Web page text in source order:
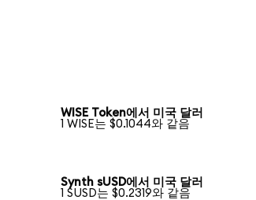
WISE Token에서 미국 달러
1 WISE는 $0.1044와 같음
Synth sUSD에서 미국 달러
1 SUSD는 $0.2319와 같음